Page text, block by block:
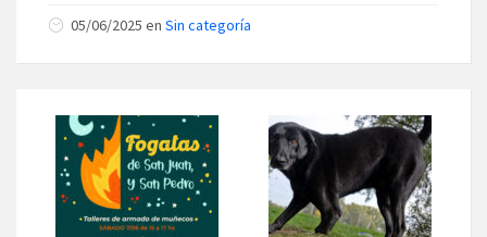
05/06/2025 en Sin categoría